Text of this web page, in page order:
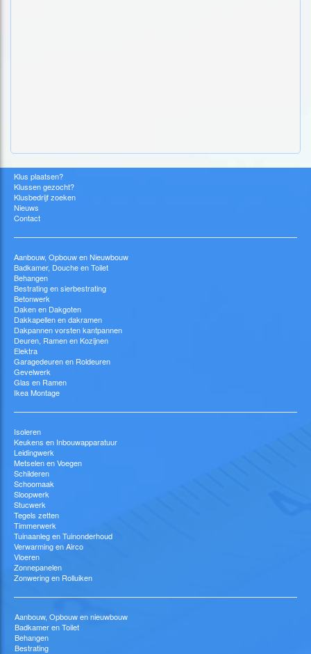
Klus plaatsen?
Klussen gezocht?
Klusbedrijf zoeken
Nieuws
Contact
Aanbouw, Opbouw en Nieuwbouw
Badkamer, Douche en Toilet
Behangen
Bestrating en sierbestrating
Betonwerk
Daken en Dakgoten
Dakkapellen en dakramen
Dakpannen vorsten kantpannen
Deuren, Ramen en Kozijnen
Elektra
Garagedeuren en Roldeuren
Gevelwerk
Glas en Ramen
Ikea Montage
Isoleren
Keukens en Inbouwapparatuur
Leidingwerk
Metselen en Voegen
Schilderen
Schoomaak
Sloopwerk
Stucwerk
Tegels zetten
Timmerwerk
Tuinaanleg en Tuinonderhoud
Verwarming en Airco
Vloeren
Zonnepanelen
Zonwering en Rolluiken
Aanbouw, Opbouw en nieuwbouw
Badkamer en Toilet
Behangen
Bestrating